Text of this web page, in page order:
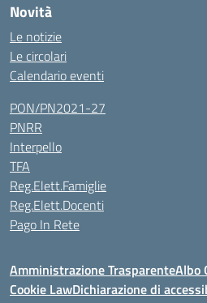
Novità
Le notizie
Le circolari
Calendario eventi
PON/PN2021-27
PNRR
Interpello
TFA
Reg.Elett.Famiglie
Reg.Elett.Docenti
Pago In Rete
Amministrazione TrasparenteAlbo
Cookie LawDichiarazione di